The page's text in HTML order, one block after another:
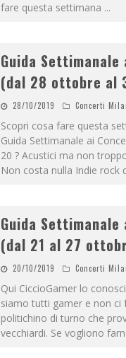
fare questa settimana ...
Guida
(dal 28 ottobre al
28/10/2019 Concerti
Scopri cosa fare questa
Guida Settimanale ai
20 ? Acustici ma non
Non costa nulla Indie rock
Guida
(dal 21 al 27
20/10/2019 Concerti
Qui CiccioGamer lo
siamo tutti gamer e non ci
politichino di turno che
vecchiardi. Se vogliono